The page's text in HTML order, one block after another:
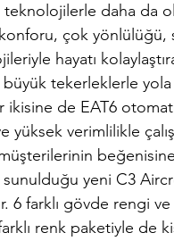
daha da
konforu, çok
hayatı
büyük tekerleklerle
ikisine de EAT6
yüksek verimlilikle
sunulduğu yeni C3
6 farklı gövde rengi
renk paketiyle de